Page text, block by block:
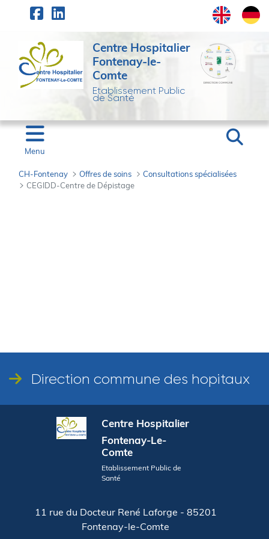
Saut au contenu principal
Centre Hospitalier
Fontenay-le-
Comte
Etablissement Public
de Santé
Menu
CH-Fontenay Offres de soins
Consultations spécialisées
CEGIDD-Centre de Dépistage
Direction commune des hopitaux
Centre Hospitalier
Fontenay-Le-
Comte
Etablissement Public de
Santé
11 rue du Docteur René Laforge - 85201
Fontenay-le-Comte
Panneau de gestion des cookies